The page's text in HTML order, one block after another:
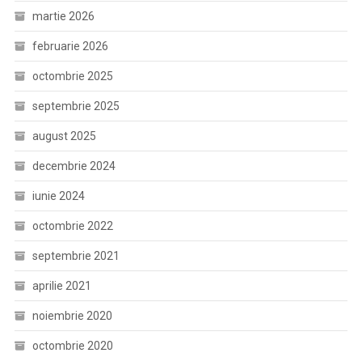
martie 2026
februarie 2026
octombrie 2025
septembrie 2025
august 2025
decembrie 2024
iunie 2024
octombrie 2022
septembrie 2021
aprilie 2021
noiembrie 2020
octombrie 2020